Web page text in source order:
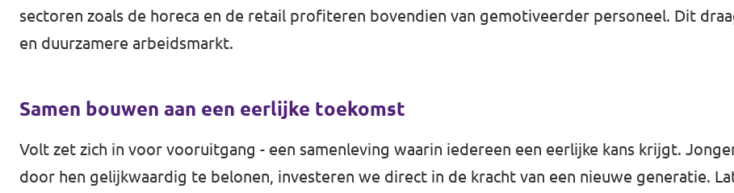
sectoren zoals de horeca en de retail profiteren bovendien van gemotiveerder personeel. Dit
en duurzamere arbeidsmarkt.
Samen bouwen aan een eerlijke toekomst
Volt zet zich in voor vooruitgang - een samenleving waarin iedereen een eerlijke kans krijgt.
door hen gelijkwaardig te belonen, investeren we direct in de kracht van een nieuwe generatie.